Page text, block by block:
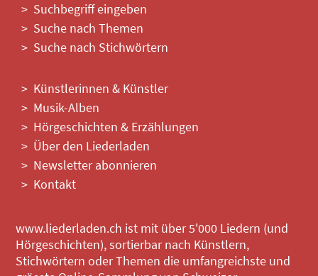
Suchbegriff eingeben
Suche nach Themen
Suche nach Stichwörtern
Künstlerinnen & Künstler
Musik-Alben
Hörgeschichten & Erzählungen
Über den Liederladen
Newsletter abonnieren
Kontakt
www.liederladen.ch ist mit über 5'000 Liedern (und
Hörgeschichten), sortierbar nach Künstlern,
Stichwörtern oder Themen die umfangreichste und